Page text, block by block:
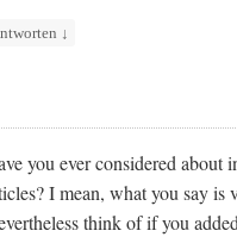
↓
you ever considered
I mean, what you say is
think of if you